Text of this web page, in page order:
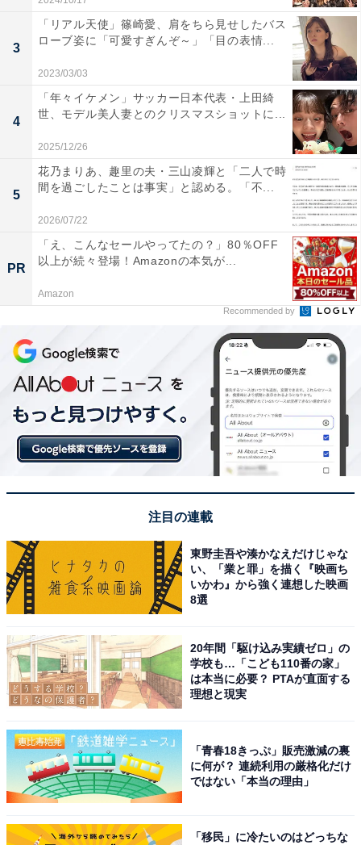
3
「リアル天使」篠崎愛、肩をちら見せしたバス
ローブ姿に「可愛すぎんぞ～」「目の表情...
2023/03/03
4
「年々イケメン」サッカー日本代表・上田綺
世、モデル美人妻とのクリスマスショットに...
2025/12/26
5
花乃まりあ、趣里の夫・三山凌輝と「二人で時
間を過ごしたことは事実」と認める。「不...
2026/07/22
PR
「え、こんなセールやってたの？」80％OFF
以上が続々登場！Amazonの本気が...
Amazon
Recommended by
注目の連載
東野圭吾や湊かなえだけじゃな
い、「業と罪」を描く『映画ち
いかわ』から強く連想した映画
8選
20年間「駆け込み実績ゼロ」の
学校も…「こども110番の家」
は本当に必要？ PTAが直面する
理想と現実
「青春18きっぷ」販売激減の裏
に何が？ 連続利用の厳格化だけ
ではない「本当の理由」
「移民」に冷たいのはどっちな